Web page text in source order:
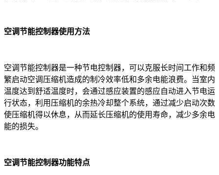
空调节能控制器使用方法
空调节能控制器是一种节电控制器，可以克服长时间工作和频
繁启动空调压缩机造成的制冷效率低和多余电能浪费。当室内
温度达到舒适温度时，会通过感应装置的感应自动进入节电运
行状态，利用压缩机的余热冷却整个系统，通过减少启动次数
使压缩机得以休息，从而延长压缩机的使用寿命，减少多余电
能的损失。
空调节能控制器功能特点